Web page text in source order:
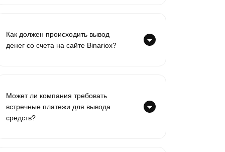
Как должен происходить вывод
денег со счета на сайте Binariox?
Может ли компания требовать
встречные платежи для вывода
средств?